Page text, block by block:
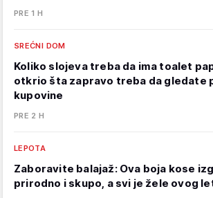
PRE 1 H
SREĆNI DOM
Koliko slojeva treba da ima toalet
otkrio šta zapravo treba da gledate
kupovine
PRE 2 H
LEPOTA
Zaboravite balajaž: Ova boja kose
prirodno i skupo, a svi je žele ovog